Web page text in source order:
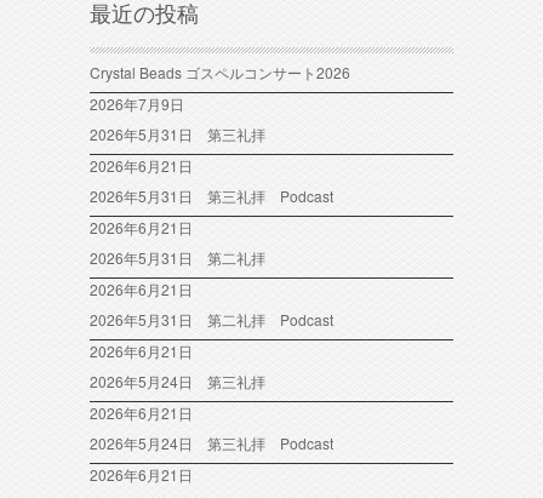
最近の投稿
Crystal Beads ゴスペルコンサート2026
2026年7月9日
2026年5月31日 第三礼拝
2026年6月21日
2026年5月31日 第三礼拝 Podcast
2026年6月21日
2026年5月31日 第二礼拝
2026年6月21日
2026年5月31日 第二礼拝 Podcast
2026年6月21日
2026年5月24日 第三礼拝
2026年6月21日
2026年5月24日 第三礼拝 Podcast
2026年6月21日